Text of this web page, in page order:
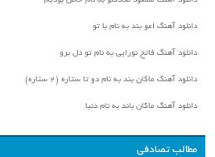
دانلود آهنگ امو بند به نام با تو
دانلود آهنگ فاتح نورایی به نام تو دل برو
دانلود آهنگ ماکان بند به نام دو تا ستاره (۲ ستاره)
دانلود آهنگ ماکان باند به نام دنیا
مطالب تصادفی